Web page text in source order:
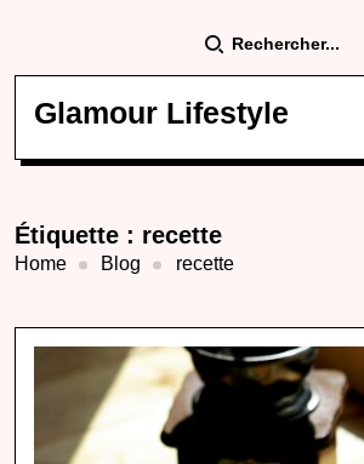
Rechercher...
Glamour Lifestyle
Étiquette : recette
Home Blog recette